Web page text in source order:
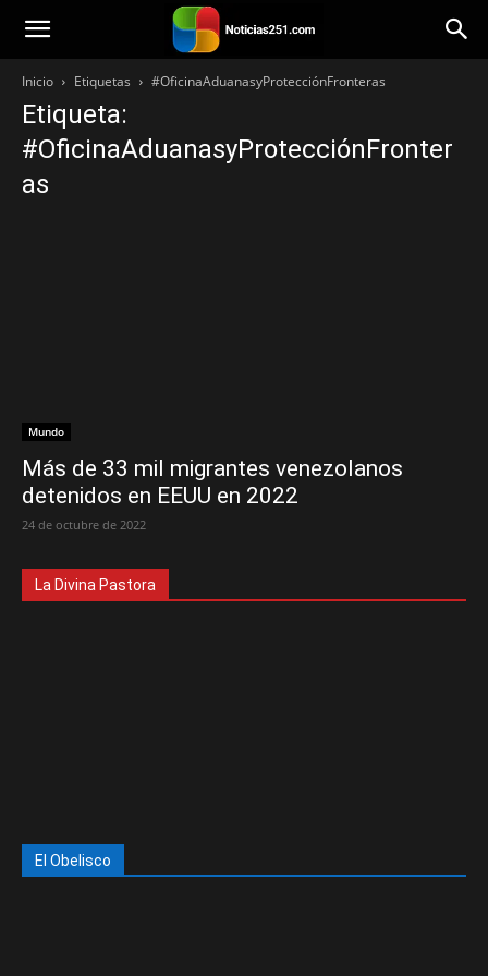
Noticias251
Inicio Etiquetas #OficinaAduanasyProtecciónFronteras
Etiqueta:
#OficinaAduanasyProtecciónFronter
as
Mundo
Más de 33 mil migrantes venezolanos
detenidos en EEUU en 2022
24 de octubre de 2022
La Divina Pastora
El Obelisco